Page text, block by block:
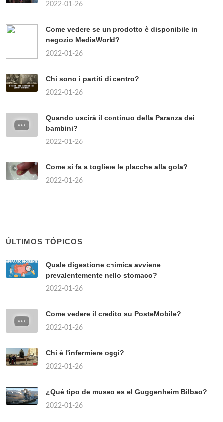
2022-01-26
Come vedere se un prodotto è disponibile in
negozio MediaWorld?
2022-01-26
Chi sono i partiti di centro?
2022-01-26
Quando uscirà il continuo della Paranza dei
bambini?
2022-01-26
Come si fa a togliere le placche alla gola?
2022-01-26
ÚLTIMOS TÓPICOS
Quale digestione chimica avviene
prevalentemente nello stomaco?
2022-01-26
Come vedere il credito su PosteMobile?
2022-01-26
Chi è l'infermiere oggi?
2022-01-26
¿Qué tipo de museo es el Guggenheim Bilbao?
2022-01-26